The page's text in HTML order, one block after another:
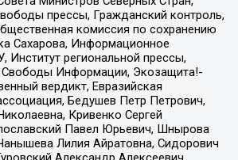
прессы, Гражданский контроль,
комиссия по сохранению
Сахарова, Информационное
Институт региональной прессы,
Свободы Информации, Экозащита!-
вердикт, Евразийская
Бедушев Петр Петрович,
Кривенко Сергей
Павел Юрьевич, Шнырова
Лилия Айратовна, Сидорович